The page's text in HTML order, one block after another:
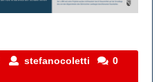
07
stefanocoletti stefanocoletti
0